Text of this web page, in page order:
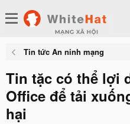
Tin tức An ninh mạng
Tin tặc có thể lợi
Office để tải
hại